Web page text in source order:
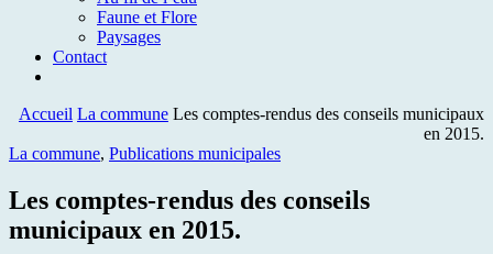
Faune et Flore
Paysages
Contact
Accueil La commune Les comptes-rendus des conseils municipaux
en 2015.
La commune, Publications municipales
Les comptes-rendus des conseils
municipaux en 2015.